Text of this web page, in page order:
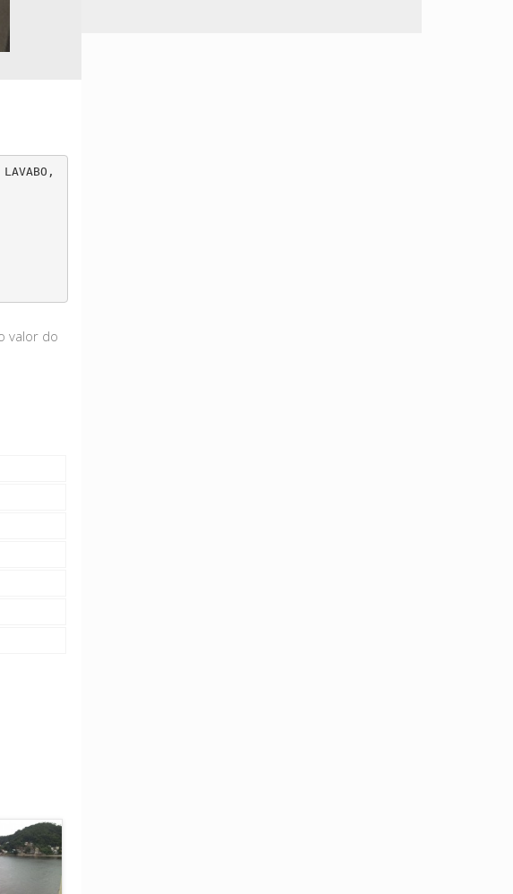
valor do